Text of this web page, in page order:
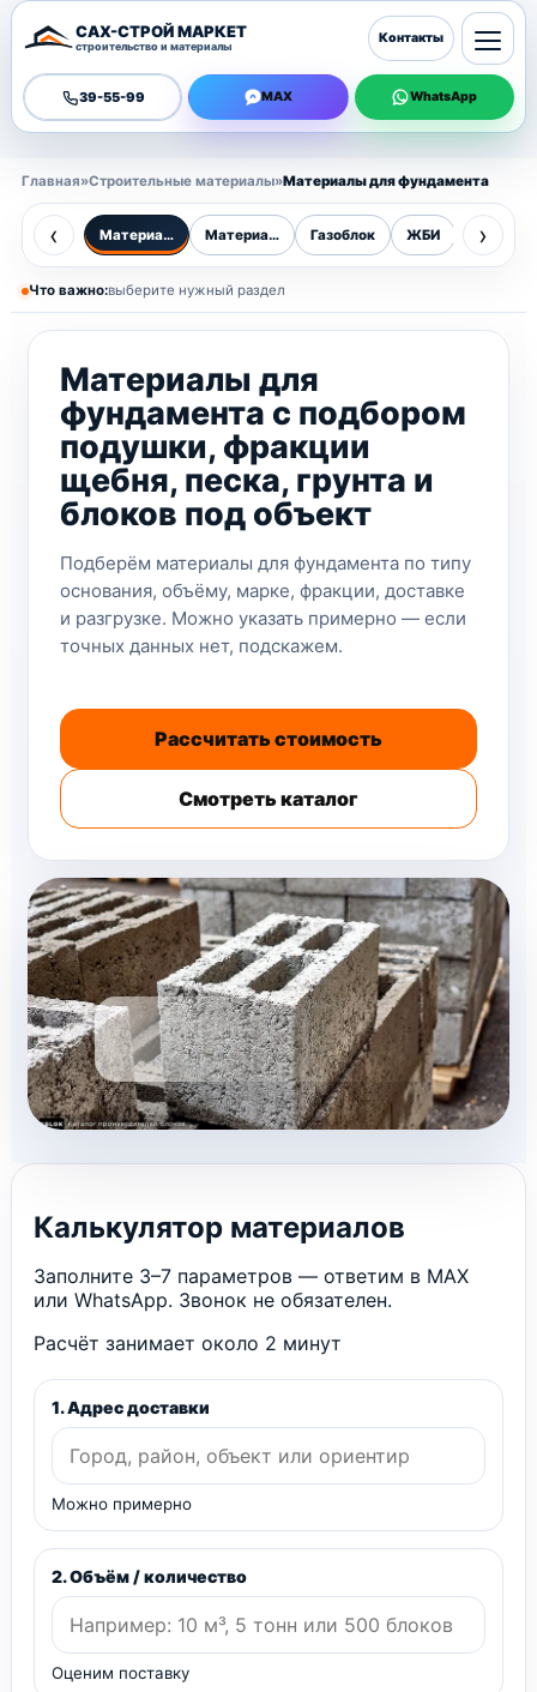
САХ-СТРОЙ МАРКЕТ
строительство и материалы
39-55-99 MAX WhatsApp
Контакты
Главная»Строительные материалы»Материалы для фундамента
‹ Материалы для фундамента
Материалы Газоблок ЖБИ Бордюры
›
Что важно:выберите нужный раздел
Материалы для
фундамента с подбором
подушки, фракции
щебня, песка, грунта и
блоков под объект
Подберём материалы для фундамента по типу
основания, объёму, марке, фракции, доставке
и разгрузке. Можно указать примерно — если
точных данных нет, подскажем.
Рассчитать стоимость
Смотреть каталог
Калькулятор материалов
Заполните 3–7 параметров — ответим в MAX
или WhatsApp. Звонок не обязателен.
Расчёт занимает около 2 минут
1. Адрес доставки
Можно примерно
2. Объём / количество
Оценим поставку